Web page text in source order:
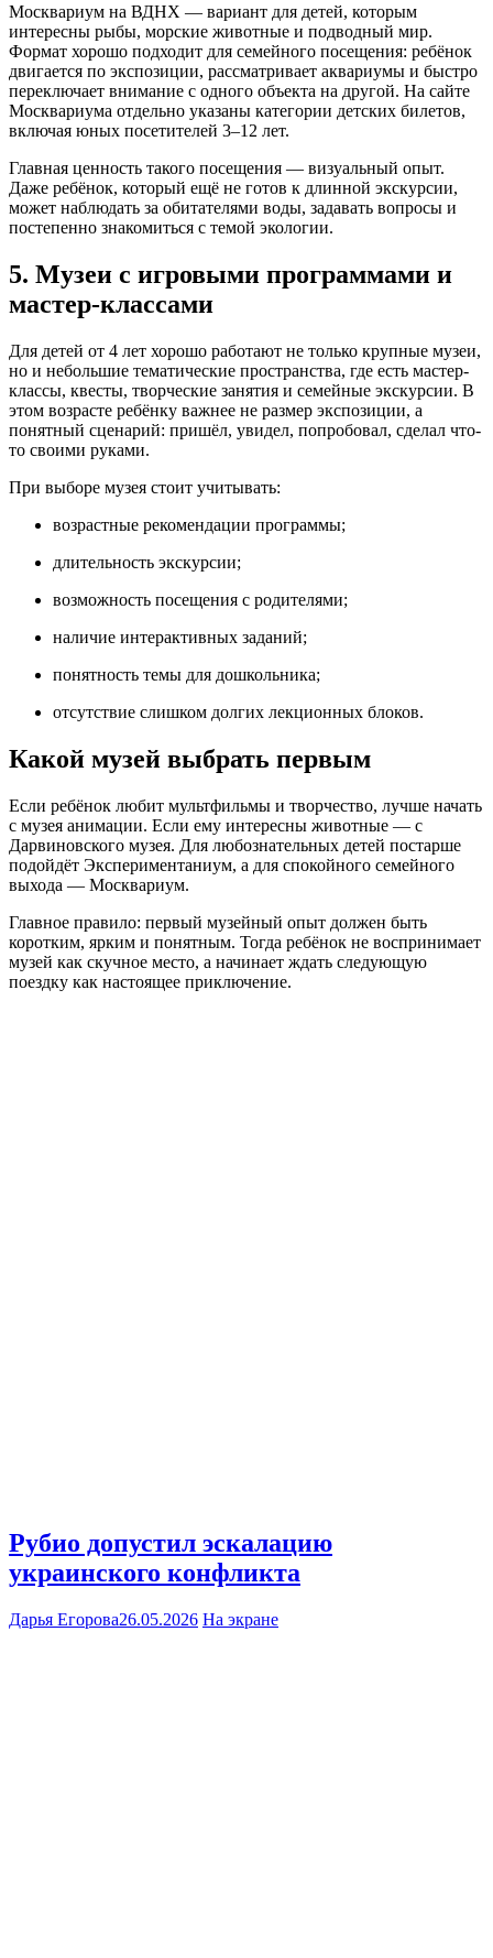
Москвариум на ВДНХ — вариант для детей, которым
интересны рыбы, морские животные и подводный мир.
Формат хорошо подходит для семейного посещения: ребёнок
двигается по экспозиции, рассматривает аквариумы и быстро
переключает внимание с одного объекта на другой. На сайте
Москвариума отдельно указаны категории детских билетов,
включая юных посетителей 3–12 лет.
Главная ценность такого посещения — визуальный опыт.
Даже ребёнок, который ещё не готов к длинной экскурсии,
может наблюдать за обитателями воды, задавать вопросы и
постепенно знакомиться с темой экологии.
5. Музеи с игровыми программами и
мастер-классами
Для детей от 4 лет хорошо работают не только крупные музеи,
но и небольшие тематические пространства, где есть мастер-
классы, квесты, творческие занятия и семейные экскурсии. В
этом возрасте ребёнку важнее не размер экспозиции, а
понятный сценарий: пришёл, увидел, попробовал, сделал что-
то своими руками.
При выборе музея стоит учитывать:
возрастные рекомендации программы;
длительность экскурсии;
возможность посещения с родителями;
наличие интерактивных заданий;
понятность темы для дошкольника;
отсутствие слишком долгих лекционных блоков.
Какой музей выбрать первым
Если ребёнок любит мультфильмы и творчество, лучше начать
с музея анимации. Если ему интересны животные — с
Дарвиновского музея. Для любознательных детей постарше
подойдёт Экспериментаниум, а для спокойного семейного
выхода — Москвариум.
Главное правило: первый музейный опыт должен быть
коротким, ярким и понятным. Тогда ребёнок не воспринимает
музей как скучное место, а начинает ждать следующую
поездку как настоящее приключение.
Рубио допустил эскалацию
украинского конфликта
Дарья Егорова26.05.2026 На экране